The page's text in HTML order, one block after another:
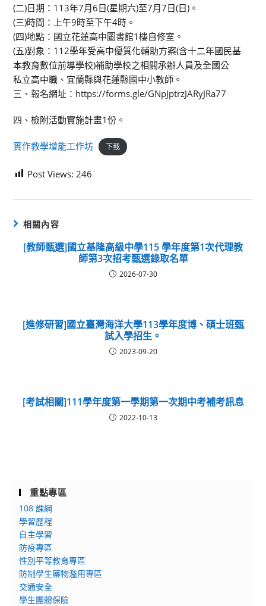
(二)日期：113年7月6日(星期六)至7月7日(日)。
(三)時間：上午9時至下午4時。
(四)地點：國立花蓮高中圖書館1樓自修室。
(五)對象：112學年受高中優質化輔助方案(含十二年國民基
本教育數位前導學校)補助學校之相關承辦人員及全國公
私立高中職、宜蘭縣與花蓮縣國中小教師。
三、報名網址：https://forms.gle/GNpJptrzJARyJRa77
四、檢附活動實施計畫1份。
實作教學增能工作坊 下載
Post Views: 246
相關內容
[教師甄選]國立基隆高級中學115 學年度第1次代理教
師第3次招考甄選錄取名單
2026-07-30
[進修研習]國立臺灣海洋大學113學年度博、碩士班甄
試入學招生。
2023-09-20
[考試相關]111學年度第一學期第一次期中考補考訊息
2022-10-13
重點專區
108 課綱
學習歷程
自主學習
防疫專區
性別平等教育專區
防制學生藥物濫用專區
交通安全
學生團體保險